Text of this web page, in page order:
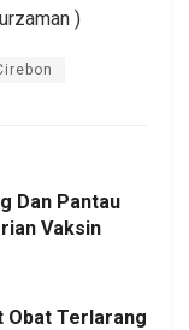
)
Dan Pantau
Vaksin
Obat Terlarang